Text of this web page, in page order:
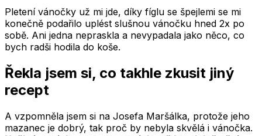
Pletení vánočky už mi jde, díky fíglu se špejlemi se mi
konečně podařilo uplést slušnou vánočku hned 2x po
sobě. Ani jedna nepraskla a nevypadala jako něco, co
bych radši hodila do koše.
Řekla jsem si, co takhle zkusit jiný
recept
A vzpomněla jsem si na Josefa Maršálka, protože jeho
mazanec je dobrý, tak proč by nebyla skvělá i vánočka.